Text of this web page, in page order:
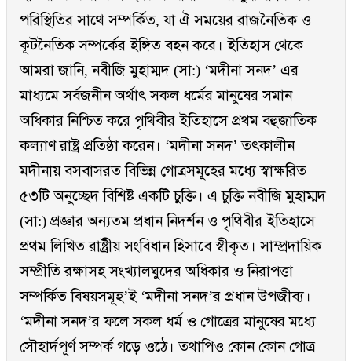
পরিস্থিতির সাথে সম্পর্কিত, যা ঐ সময়ের রাজনৈতিক ও
কূটনৈতিক সম্পর্কের ইঙ্গিত বহন করে। ইতিহাস থেকে
আমরা জানি, নবীজি মুহাম্মদ (সা:) ‘মদীনা সনদ’ এর
মাধ্যমে সর্বজনীন অর্থাৎ সকল ধর্মের মানুষের সমান
অধিকার নিশ্চিত করে পৃথিবীর ইতিহাসে প্রথম বহুজাতিক
কল্যাণ রাষ্ট্র প্রতিষ্ঠা করেন। ‘মদীনা সনদ’ তৎকালীন
মদীনায় বসবাসরত বিভিন্ন গোত্রসমূহের মধ্যে স্বাক্ষরিত
৫৩টি অনুচ্ছেদ বিশিষ্ট একটি চুক্তি। এ চুক্তি নবীজি মুহাম্মদ
(সা:) প্রজ্ঞার অন্যতম প্রধান নিদর্শন ও পৃথিবীর ইতিহাসে
প্রথম লিখিত রাষ্ট্রীয় সংবিধান হিসাবে স্বীকৃত। সাম্প্রদায়িক
সম্প্রীতি রক্ষাসহ সংখ্যালঘুদের অধিকার ও নিরাপত্তা
সম্পর্কিত বিষয়সমূহ’ই ‘মদীনা সনদ’র প্রধান উপজীব্য।
‘মদীনা সনদ’র ফলে সকল ধর্ম ও গোত্রের মানুষের মধ্যে
সৌহার্দপূর্ণ সম্পর্ক গড়ে ওঠে। তথাপিও কোন কোন গোত্র